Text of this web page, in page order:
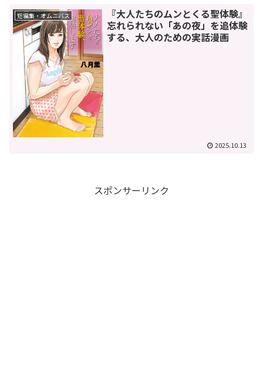
短編集・オムニバス
『大人たちのムンとくる聖体験』
忘れられない「あの夜」を追体験
する、大人のための実話漫画
2025.10.13
スポンサーリンク